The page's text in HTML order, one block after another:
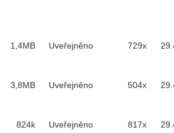
1,4MB Uveřejněno 729x
3,8MB Uveřejněno 504x
824k Uveřejněno 817x